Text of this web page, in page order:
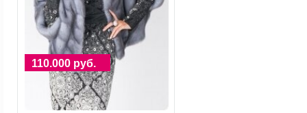
110.000 руб.